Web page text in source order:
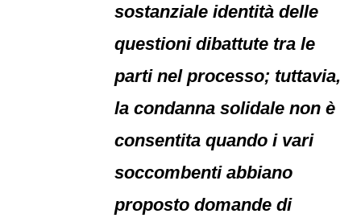
sostanziale identità delle
questioni dibattute tra le
parti nel processo; tuttavia,
la condanna solidale non è
consentita quando i vari
soccombenti abbiano
proposto domande di